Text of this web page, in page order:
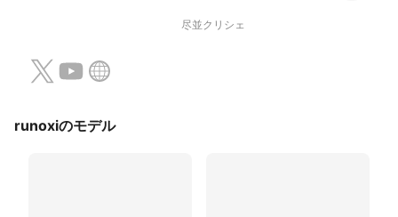
尽並クリシェ
runoxiのモデル